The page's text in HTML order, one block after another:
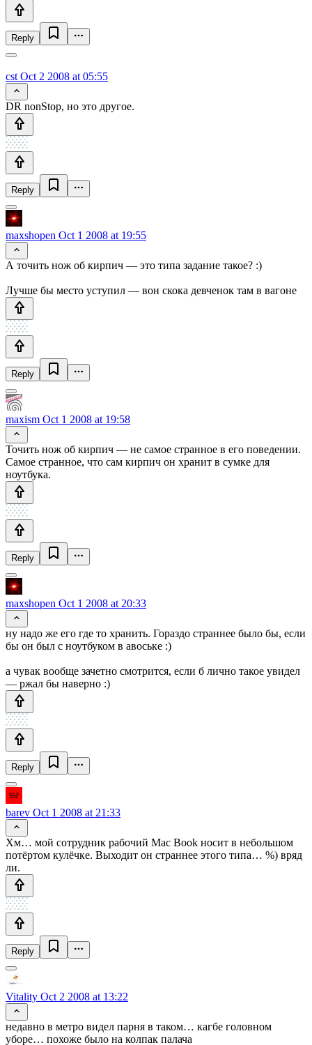
Reply
cst Oct 2 2008 at 05:55
DR nonStop, но это другое.
Reply
maxshopen Oct 1 2008 at 19:55
А точить нож об кирпич — это типа задание такое? :)
Лучше бы место уступил — вон скока девченок там в вагоне
Reply
maxism Oct 1 2008 at 19:58
Точить нож об кирпич — не самое странное в его поведении.
Самое странное, что сам кирпич он хранит в сумке для
ноутбука.
Reply
maxshopen Oct 1 2008 at 20:33
ну надо же его где то хранить. Гораздо страннее было бы, если
бы он был с ноутбуком в авоське :)
а чувак вообще зачетно смотрится, если б лично такое увидел
— ржал бы наверно :)
Reply
barev Oct 1 2008 at 21:33
Хм… мой сотрудник рабочий Mac Book носит в небольшом
потёртом кулёчке. Выходит он страннее этого типа… %) вряд
ли.
Reply
Vitality Oct 2 2008 at 13:22
недавно в метро видел парня в таком… кагбе головном
уборе… похоже было на колпак палача